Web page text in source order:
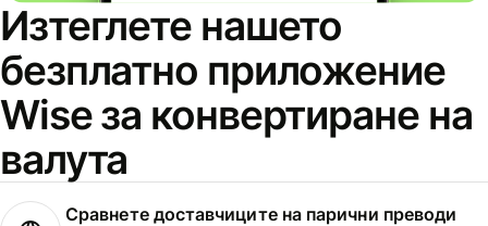
Изтеглете нашето
безплатно приложение
Wise за конвертиране на
валута
Сравнете доставчиците на парични преводи